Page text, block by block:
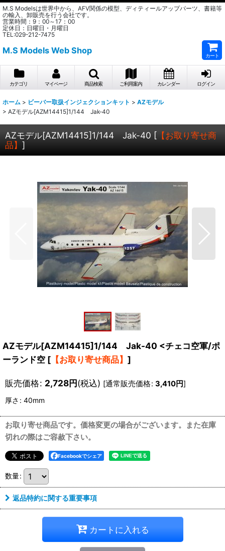
M.S Modelsは世界中から、AFV関係の模型、ディティールアップパーツ、書籍等
の輸入、卸販売を行う会社です。
営業時間：9：00～17：00
定休日：日曜日・月曜日
TEL:029-212-7475
M.S Models Web Shop
カート
カテゴリ マイページ 商品検索 ご利用案内 カレンダー ログイン
ホーム > ビーバー取扱インジェクションキット > AZモデル
> AZモデル[AZM14415]1/144 Jak-40
AZモデル[AZM14415]1/144 Jak-40 [ 【お取り寄せ商
品】 ]
AZモデル[AZM14415]1/144 Jak-40 <チェコ空軍/ポ
ーランド空 [ 【お取り寄せ商品】 ]
販売価格: 2,728円(税込) [通常販売価格: 3,410円]
厚さ : 40mm
お取り寄せ商品です。価格変更の場合がございます。また在庫
切れの際はご容赦下さい。
Facebookでシェア
数量:
返品特約に関する重要事項
カートに入れる